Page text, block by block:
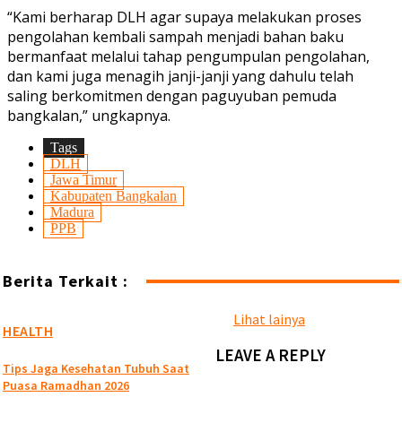
“Kami berharap DLH agar supaya melakukan proses
pengolahan kembali sampah menjadi bahan baku
bermanfaat melalui tahap pengumpulan pengolahan,
dan kami juga menagih janji-janji yang dahulu telah
saling berkomitmen dengan paguyuban pemuda
bangkalan,” ungkapnya.
Tags
DLH
Jawa Timur
Kabupaten Bangkalan
Madura
PPB
Berita Terkait :
HEALTH
Tips Jaga Kesehatan Tubuh Saat
Puasa Ramadhan 2026
Lihat lainya
LEAVE A REPLY